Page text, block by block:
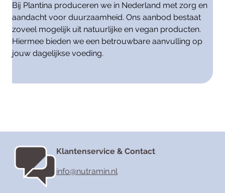
Bij Plantina produceren we in Nederland met zorg en
aandacht voor duurzaamheid. Ons aanbod bestaat
zoveel mogelijk uit natuurlijke en vegan producten.
Hiermee bieden we een betrouwbare aanvulling op
jouw dagelijkse voeding.
Klantenservice & Contact
info@nutramin.nl